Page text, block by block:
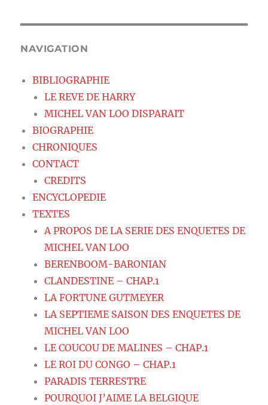
NAVIGATION
BIBLIOGRAPHIE
LE REVE DE HARRY
MICHEL VAN LOO DISPARAIT
BIOGRAPHIE
CHRONIQUES
CONTACT
CREDITS
ENCYCLOPEDIE
TEXTES
A PROPOS DE LA SERIE DES ENQUETES DE
MICHEL VAN LOO
BERENBOOM-BARONIAN
CLANDESTINE – CHAP.1
LA FORTUNE GUTMEYER
LA SEPTIEME SAISON DES ENQUETES DE
MICHEL VAN LOO
LE COUCOU DE MALINES – CHAP.1
LE ROI DU CONGO – CHAP.1
PARADIS TERRESTRE
POURQUOI J’AIME LA BELGIQUE